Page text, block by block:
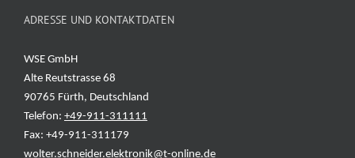
ADRESSE UND KONTAKTDATEN
WSE GmbH
Alte Reutstrasse 68
90765 Fürth, Deutschland
Telefon: +49-911-311111
Fax: +49-911-311179
wolter.schneider.elektronik@t-online.de